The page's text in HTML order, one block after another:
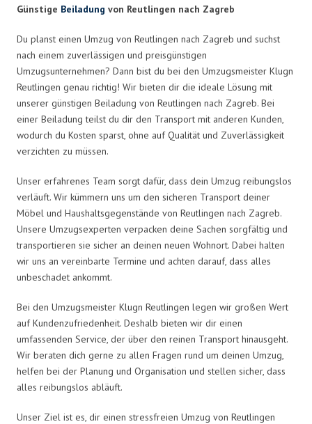
Günstige Beiladung von Reutlingen nach Zagreb
Du planst einen Umzug von Reutlingen nach Zagreb und suchst
nach einem zuverlässigen und preisgünstigen
Umzugsunternehmen? Dann bist du bei den Umzugsmeister Klugn
Reutlingen genau richtig! Wir bieten dir die ideale Lösung mit
unserer günstigen Beiladung von Reutlingen nach Zagreb. Bei
einer Beiladung teilst du dir den Transport mit anderen Kunden,
wodurch du Kosten sparst, ohne auf Qualität und Zuverlässigkeit
verzichten zu müssen.
Unser erfahrenes Team sorgt dafür, dass dein Umzug reibungslos
verläuft. Wir kümmern uns um den sicheren Transport deiner
Möbel und Haushaltsgegenstände von Reutlingen nach Zagreb.
Unsere Umzugsexperten verpacken deine Sachen sorgfältig und
transportieren sie sicher an deinen neuen Wohnort. Dabei halten
wir uns an vereinbarte Termine und achten darauf, dass alles
unbeschadet ankommt.
Bei den Umzugsmeister Klugn Reutlingen legen wir großen Wert
auf Kundenzufriedenheit. Deshalb bieten wir dir einen
umfassenden Service, der über den reinen Transport hinausgeht.
Wir beraten dich gerne zu allen Fragen rund um deinen Umzug,
helfen bei der Planung und Organisation und stellen sicher, dass
alles reibungslos abläuft.
Unser Ziel ist es, dir einen stressfreien Umzug von Reutlingen